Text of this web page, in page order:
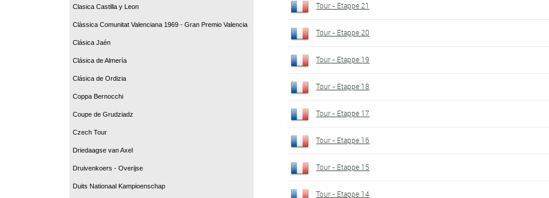
Clasica Castilla y Leon
Clàssica Comunitat Valenciana 1969 - Gran Premio Valencia
Clásica Jaén
Clásica de Almería
Clásica de Ordizia
Coppa Bernocchi
Coupe de Grudziadz
Czech Tour
Driedaagse van Axel
Druivenkoers - Overijse
Duits Nationaal Kampioenschap
Tour - Etappe 21
Tour - Etappe 20
Tour - Etappe 19
Tour - Etappe 18
Tour - Etappe 17
Tour - Etappe 16
Tour - Etappe 15
Tour - Etappe 14